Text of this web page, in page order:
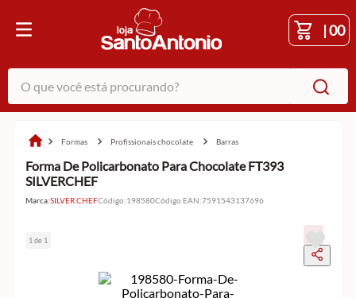
|00
O que você está procurando?
formas profissionais chocolate barras
Forma De Policarbonato Para Chocolate FT393
SILVERCHEF
Marca:SILVER CHEFCódigo:198580Código EAN:7591543137696
1 de 1